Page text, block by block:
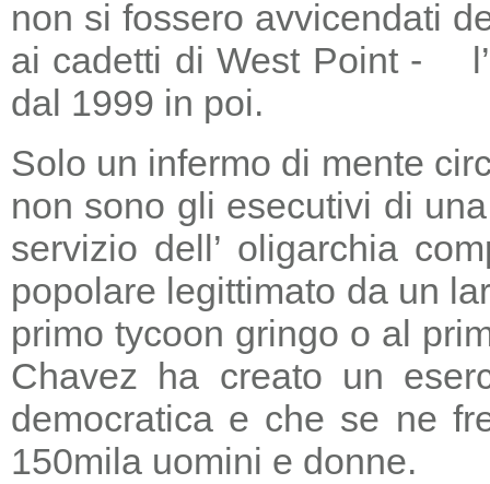
non si fossero avvicendati
ai cadetti di West Point - l’
dal 1999 in poi.
Solo un infermo di mente
non sono gli esecutivi di
servizio dell’ oligarchia
popolare legittimato da un
primo tycoon gringo o al
Chavez ha creato un
democratica e che se ne
150mila uomini e donne.